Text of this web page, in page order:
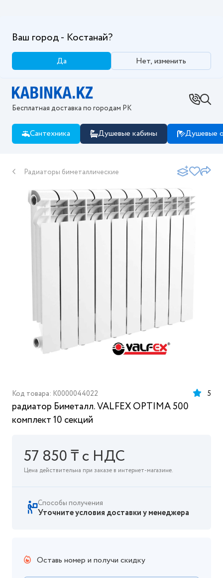
Ваш город - Костанай?
Да Нет, изменить
Бесплатная доставка по городам РК
Сантехника Душевые кабины Душевые
Радиаторы биметаллические
Код товара: K0000044022 5
радиатор Биметалл. VALFEX OPTIMA 500
комплект 10 секций
57 850 ₸ с НДС
Цена действительна при заказе в интернет-магазине.
Способы получения
Уточните условия доставки у менеджера
Оставь номер и получи скидку